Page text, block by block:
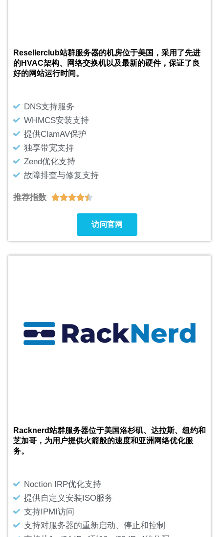
Resellerclub站群服务器的机房位于美国，采用了先进
的HVAC架构、网络交换机以及最新的硬件，保证了良
好的网站运行时间。
DNS支持服务
WHMCS安装支持
提供ClamAV保护
独享带宽支持
Zend优化支持
故障排查与修复支持
推荐指数 
访问官网
Racknerd站群服务器位于美国洛杉矶、达拉斯、纽约和
芝加哥，为用户提供火箭般的速度和亚洲网络优化服
务。
Noction IRP优化支持
提供自定义安装ISO服务
支持IPMI访问
支持对服务器的重新启动、停止和控制